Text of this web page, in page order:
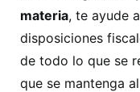
materia, te ayude
disposiciones
de todo lo que se
que se mantenga